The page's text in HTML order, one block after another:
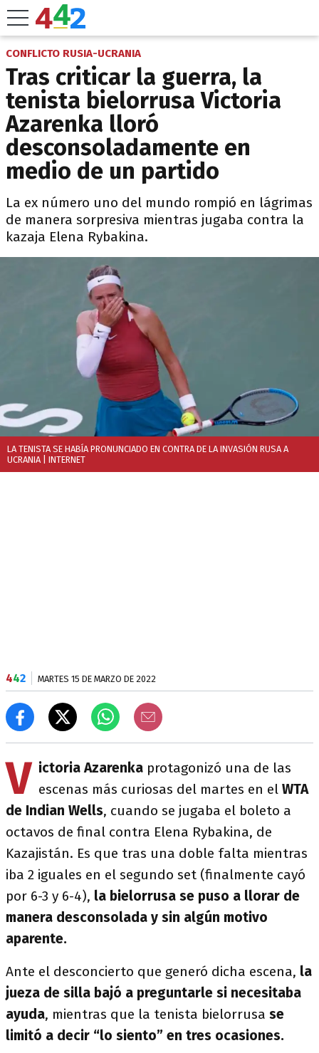
CONFLICTO RUSIA-UCRANIA
Tras criticar la guerra, la
tenista bielorrusa Victoria
Azarenka lloró
desconsoladamente en
medio de un partido
La ex número uno del mundo rompió en lágrimas
de manera sorpresiva mientras jugaba contra la
kazaja Elena Rybakina.
LA TENISTA SE HABÍA PRONUNCIADO EN CONTRA DE LA INVASIÓN RUSA A
UCRANIA | INTERNET
442 MARTES 15 DE MARZO DE 2022
V ictoria Azarenka protagonizó una de las
escenas más curiosas del martes en el WTA
de Indian Wells, cuando se jugaba el boleto a
octavos de final contra Elena Rybakina, de
Kazajistán. Es que tras una doble falta mientras
iba 2 iguales en el segundo set (finalmente cayó
por 6-3 y 6-4), la bielorrusa se puso a llorar de
manera desconsolada y sin algún motivo
aparente.
Ante el desconcierto que generó dicha escena, la
jueza de silla bajó a preguntarle si necesitaba
ayuda, mientras que la tenista bielorrusa se
limitó a decir “lo siento” en tres ocasiones.